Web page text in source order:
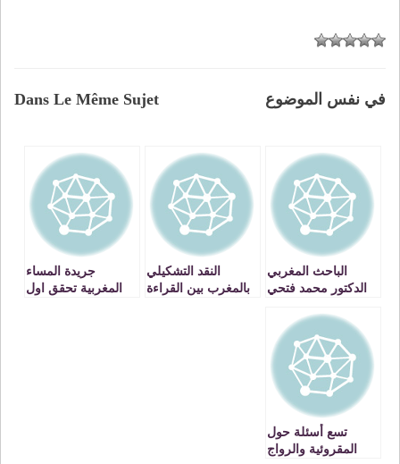
Dans Le Même Sujet في نفس الموضوع
الباحث المغربي
الدكتور محمد فتحي
النقد التشكيلي
بالمغرب بين القراءة
جريدة المساء
المغربية تحقق اول
تسع أسئلة حول
المقروئية والرواج